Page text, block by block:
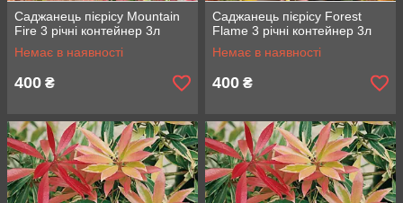
Саджанець пієрісу Mountain
Fire 3 річні контейнер 3л
Немає в наявності
400 ₴
Саджанець пієрісу Forest
Flame 3 річні контейнер 3л
Немає в наявності
400 ₴